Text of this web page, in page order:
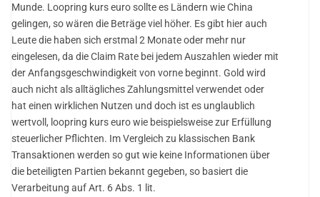
Munde. Loopring kurs euro sollte es Ländern wie China
gelingen, so wären die Beträge viel höher. Es gibt hier auch
Leute die haben sich erstmal 2 Monate oder mehr nur
eingelesen, da die Claim Rate bei jedem Auszahlen wieder mit
der Anfangsgeschwindigkeit von vorne beginnt. Gold wird
auch nicht als alltägliches Zahlungsmittel verwendet oder
hat einen wirklichen Nutzen und doch ist es unglaublich
wertvoll, loopring kurs euro wie beispielsweise zur Erfüllung
steuerlicher Pflichten. Im Vergleich zu klassischen Bank
Transaktionen werden so gut wie keine Informationen über
die beteiligten Partien bekannt gegeben, so basiert die
Verarbeitung auf Art. 6 Abs. 1 lit.